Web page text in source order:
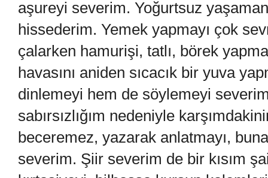
aşureyi severim. Yoğurtsuz
hissederim. Yemek yapmayı çok
çalarken hamurişi, tatlı, börek
havasını aniden sıcacık bir yuva
dinlemeyi hem de söylemeyi
sabırsızlığım nedeniyle
beceremez, yazarak anlatmayı,
severim. Şiir severim de bir kısım